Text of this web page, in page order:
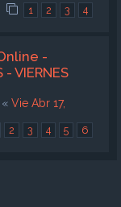
1 2 3 4
-
- VIERNES
« Vie Abr 17,
2 3 4 5 6